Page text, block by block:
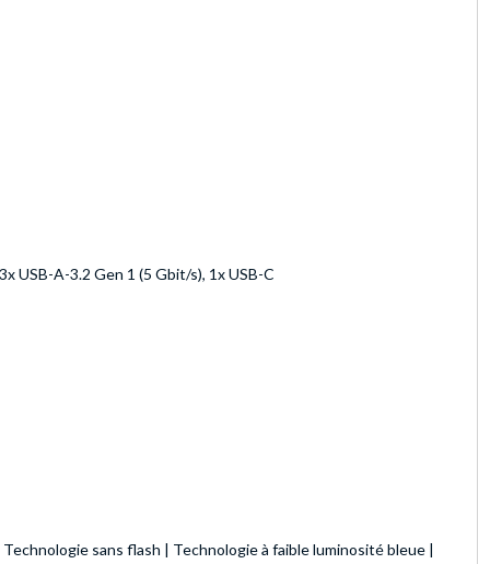
USB-A-3.2 Gen 1 (5 Gbit/s), 1x USB-C
sans flash | Technologie à faible luminosité bleue |